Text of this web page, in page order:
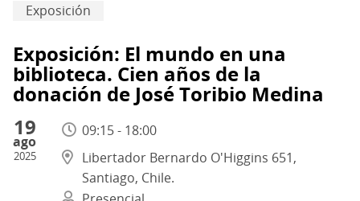
Exposición
Exposición: El mundo en una
biblioteca. Cien años de la
donación de José Toribio Medina
19
ago
2025
09:15 - 18:00
Libertador Bernardo O'Higgins 651,
Santiago, Chile.